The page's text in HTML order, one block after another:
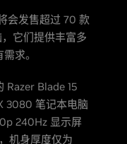
会发售超过 70 款
它们提供丰富多
求。
Razer Blade 15
3080 笔记本电脑
240Hz 显示屏
机身厚度仅为